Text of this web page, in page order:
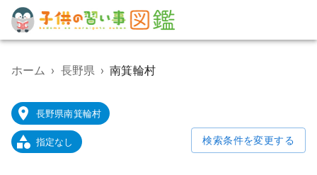
子
供
習
事
教
室
検
ホーム › 長野県 › 南箕輪村
長野県南箕輪村
指定なし 検索条件を変更する